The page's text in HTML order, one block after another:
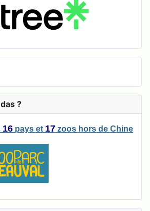
?
16 pays et 17 zoos hors de Chine